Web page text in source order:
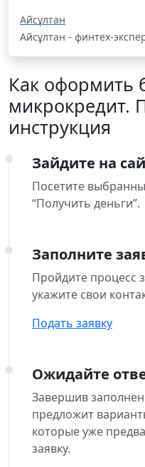
Айсұлтан
Айсұлтан - финтех-
Как оформить
микрокредит.
инструкция
Зайдите на
Посетите
“Получить деньги”.
Заполните
Пройдите процесс
укажите свои
Подать заявку
Ожидайте
Завершив
предложит
которые уже
заявку.